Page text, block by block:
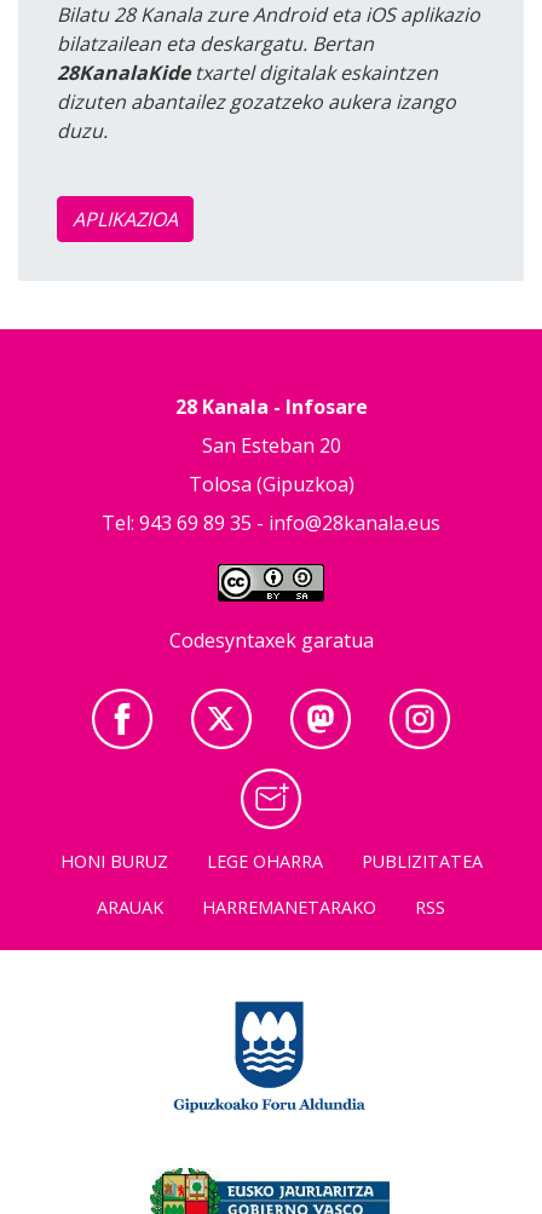
Bilatu 28 Kanala zure Android eta iOS aplikazio
bilatzailean eta deskargatu. Bertan
28KanalaKidetxartel digitalak eskaintzen
dizuten abantailez gozatzeko aukera izango
duzu.
APLIKAZIOA
28 Kanala - Infosare
San Esteban 20
Tolosa (Gipuzkoa)
Tel: 943 69 89 35 - info@28kanala.eus
Codesyntaxek garatua
HONI BURUZ LEGE OHARRA
PUBLIZITATEA
ARAUAK
HARREMANETARAKO RSS